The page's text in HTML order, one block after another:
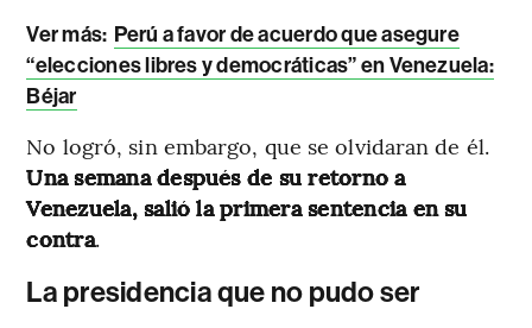
Ver más: Perú a favor de acuerdo que asegure
“elecciones libres y democráticas” en Venezuela:
Béjar
No logró, sin embargo, que se olvidaran de él.
Una semana después de su retorno a
Venezuela, salió la primera sentencia en su
contra.
La presidencia que no pudo ser